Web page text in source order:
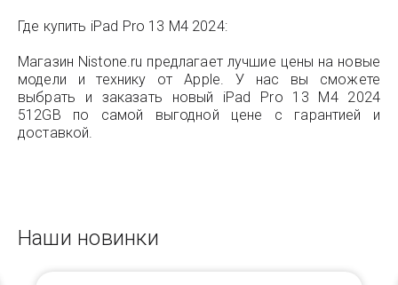
Где купить iPad Pro 13 M4 2024:
Магазин Nistone.ru предлагает лучшие цены на новые
модели и технику от Apple. У нас вы сможете
выбрать и заказать новый iPad Pro 13 M4 2024
512GB по самой выгодной цене с гарантией и
доставкой.
Наши новинки